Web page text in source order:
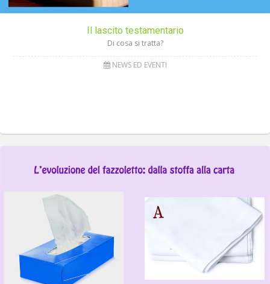
Il lascito testamentario
Di cosa si tratta?
NEWS ED EVENTI